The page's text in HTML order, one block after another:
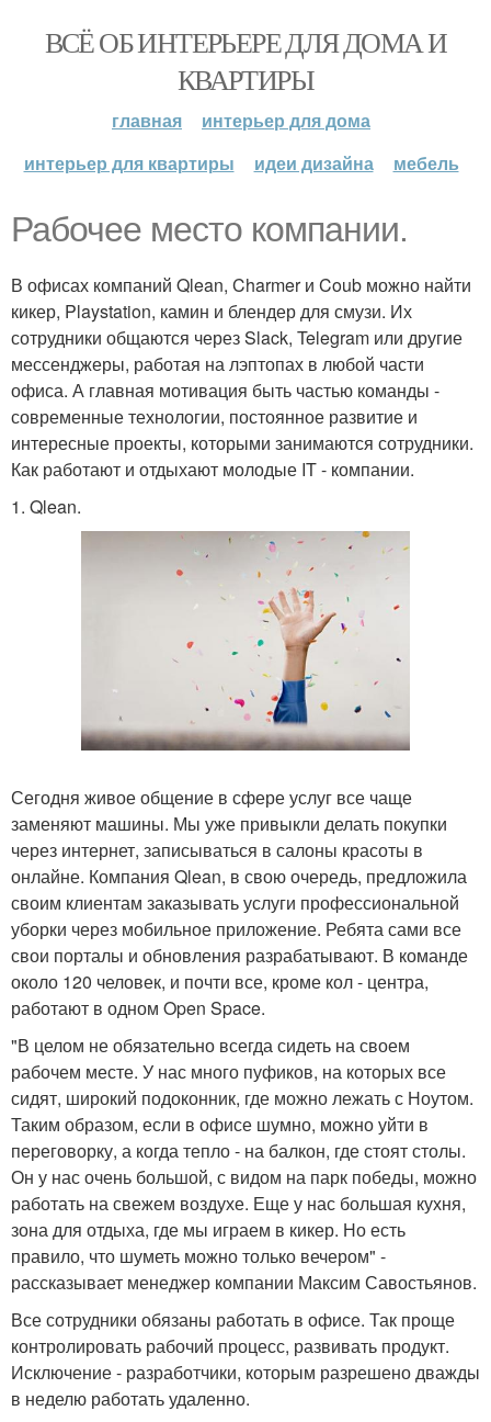
ВСЁ ОБ ИНТЕРЬЕРЕ ДЛЯ ДОМА И
КВАРТИРЫ
главная
интерьер для дома
интерьер для квартиры
идеи дизайна мебель
Рабочее место компании.
В офисах компаний Qlean, Charmer и Coub можно найти
кикер, Playstation, камин и блендер для смузи. Их
сотрудники общаются через Slack, Telegram или другие
мессенджеры, работая на лэптопах в любой части
офиса. А главная мотивация быть частью команды -
современные технологии, постоянное развитие и
интересные проекты, которыми занимаются сотрудники.
Как работают и отдыхают молодые IT - компании.
1. Qlean.
Сегодня живое общение в сфере услуг все чаще
заменяют машины. Мы уже привыкли делать покупки
через интернет, записываться в салоны красоты в
онлайне. Компания Qlean, в свою очередь, предложила
своим клиентам заказывать услуги профессиональной
уборки через мобильное приложение. Ребята сами все
свои порталы и обновления разрабатывают. В команде
около 120 человек, и почти все, кроме кол - центра,
работают в одном Open Space.
"В целом не обязательно всегда сидеть на своем
рабочем месте. У нас много пуфиков, на которых все
сидят, широкий подоконник, где можно лежать с Ноутом.
Таким образом, если в офисе шумно, можно уйти в
переговорку, а когда тепло - на балкон, где стоят столы.
Он у нас очень большой, с видом на парк победы, можно
работать на свежем воздухе. Еще у нас большая кухня,
зона для отдыха, где мы играем в кикер. Но есть
правило, что шуметь можно только вечером" -
рассказывает менеджер компании Максим Савостьянов.
Все сотрудники обязаны работать в офисе. Так проще
контролировать рабочий процесс, развивать продукт.
Исключение - разработчики, которым разрешено дважды
в неделю работать удаленно.